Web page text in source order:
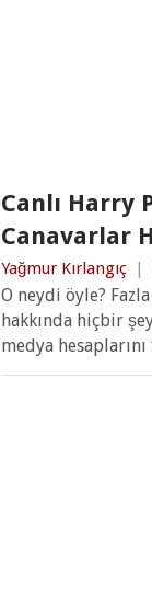
Canlı Harry
Canavarlar
Yağmur Kırlangıç |
O neydi öyle?
hakkında hiçbir
medya